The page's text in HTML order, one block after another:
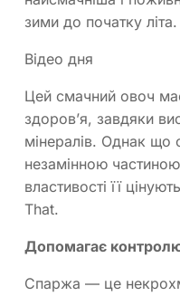
зими до початку літа.
Відео дня
Цей смачний овоч
здоров’я, завдяки
мінералів. Однак
незамінною частиною
властивості її
That.
Допомагає
Спаржа — це